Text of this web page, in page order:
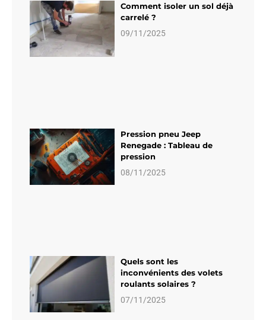
Comment isoler un sol déjà
carrelé ?
09/11/2025
Pression pneu Jeep
Renegade : Tableau de
pression
08/11/2025
Quels sont les
inconvénients des volets
roulants solaires ?
07/11/2025